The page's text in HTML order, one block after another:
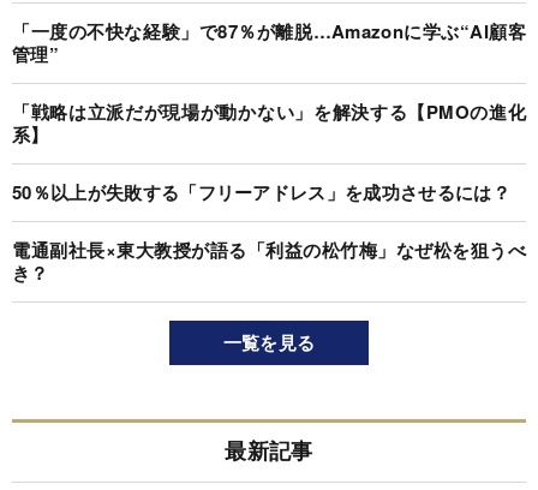
「一度の不快な経験」で87％が離脱…Amazonに学ぶ“AI顧客
管理”
「戦略は立派だが現場が動かない」を解決する【PMOの進化
系】
50％以上が失敗する「フリーアドレス」を成功させるには？
電通副社長×東大教授が語る「利益の松竹梅」なぜ松を狙うべ
き？
一覧を見る
最新記事